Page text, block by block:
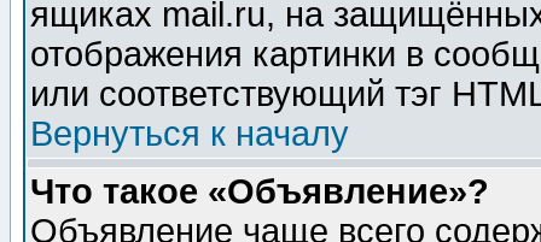
ящиках mail.ru, на
отображения картинки в
или соответствующий тэг
Вернуться к началу
Что такое «Объявление»?
Объявление чаще всего